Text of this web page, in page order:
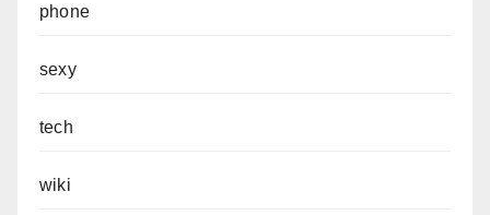
phone
sexy
tech
wiki